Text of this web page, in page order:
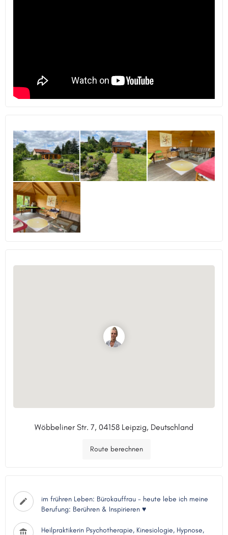
Wöbbeliner Str. 7, 04158 Leipzig, Deutschland
Route berechnen
im frühren Leben: Bürokauffrau - heute lebe ich meine
Berufung: Berühren & Inspirieren ♥
Heilpraktikerin Psychotherapie, Kinesiologie, Hypnose,